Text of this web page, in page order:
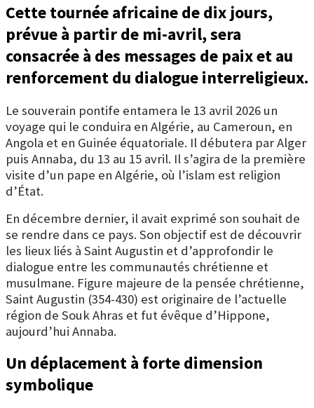
Cette tournée africaine de dix jours,
prévue à partir de mi-avril, sera
consacrée à des messages de paix et au
renforcement du dialogue interreligieux.
Le souverain pontife entamera le 13 avril 2026 un
voyage qui le conduira en Algérie, au Cameroun, en
Angola et en Guinée équatoriale. Il débutera par Alger
puis Annaba, du 13 au 15 avril. Il s’agira de la première
visite d’un pape en Algérie, où l’islam est religion
d’État.
En décembre dernier, il avait exprimé son souhait de
se rendre dans ce pays. Son objectif est de découvrir
les lieux liés à Saint Augustin et d’approfondir le
dialogue entre les communautés chrétienne et
musulmane. Figure majeure de la pensée chrétienne,
Saint Augustin (354-430) est originaire de l’actuelle
région de Souk Ahras et fut évêque d’Hippone,
aujourd’hui Annaba.
Un déplacement à forte dimension
symbolique